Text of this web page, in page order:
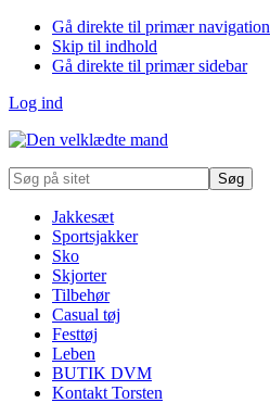
Gå direkte til primær navigation
Skip til indhold
Gå direkte til primær sidebar
Log ind
Søg
på
Jakkesæt
Sportsjakker
Sko
Skjorter
Tilbehør
Casual tøj
Festtøj
Leben
BUTIK DVM
Kontakt Torsten